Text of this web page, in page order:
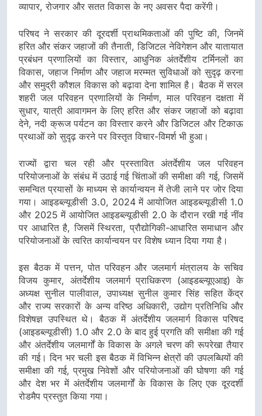
व्यापार, रोजगार और सतत विकास के नए अवसर पैदा करेंगी।
परिषद ने सरकार की दूरदर्शी प्राथमिकताओं की पुष्टि की, जिनमें
हरित और संकर जहाजों की तैनाती, डिजिटल नेविगेशन और यातायात
प्रबंधन प्रणालियों का विस्तार, आधुनिक अंतर्देशीय टर्मिनलों का
विकास, जहाज निर्माण और जहाज मरम्मत सुविधाओं को सुदृढ़ करना
और समुद्री कौशल विकास को बढ़ावा देना शामिल है। बैठक में सरल
शहरी जल परिवहन प्रणालियों के निर्माण, माल परिवहन दक्षता में
सुधार, यात्री आवागमन के लिए हरित और संकर जहाजों को बढ़ावा
देने, नदी क्रूज पर्यटन का विस्तार करने और डिजिटल और टिकाऊ
प्रथाओं को सुदृढ़ करने पर विस्तृत विचार-विमर्श भी हुआ।
राज्यों द्वारा चल रही और प्रस्तावित अंतर्देशीय जल परिवहन
परियोजनाओं के संबंध में उठाई गई चिंताओं की समीक्षा की गई, जिसमें
समन्वित प्रयासों के माध्यम से कार्यान्वयन में तेजी लाने पर जोर दिया
गया। आइडब्ल्यूडीसी 3.0, 2024 में आयोजित आइडब्ल्यूडीसी 1.0
और 2025 में आयोजित आइडब्ल्यूडीसी 2.0 के दौरान रखी गई नींव
पर आधारित है, जिसमें स्थिरता, प्रौद्योगिकी-आधारित समाधान और
परियोजनाओं के त्वरित कार्यान्वयन पर विशेष ध्यान दिया गया है।
इस बैठक में पत्तन, पोत परिवहन और जलमार्ग मंत्रालय के सचिव
विजय कुमार, अंतर्देशीय जलमार्ग प्राधिकरण (आइडब्ल्यूएआइ) के
अध्यक्ष सुनील पालीवाल, उपाध्यक्ष सुनील कुमार सिंह सहित केंद्र
और राज्य सरकारों के अन्य वरिष्ठ अधिकारी, उद्योग प्रतिनिधि और
विशेषज्ञ उपस्थित थे। बैठक में अंतर्देशीय जलमार्ग विकास परिषद
(आइडब्ल्यूडीसी) 1.0 और 2.0 के बाद हुई प्रगति की समीक्षा की गई
और अंतर्देशीय जलमार्गों के विकास के अगले चरण की रूपरेखा तैयार
की गई। दिन भर चली इस बैठक में विभिन्न क्षेत्रों की उपलब्धियों की
समीक्षा की गई, प्रमुख निवेशों और परियोजनाओं की घोषणा की गई
और देश भर में अंतर्देशीय जलमार्गों के विकास के लिए एक दूरदर्शी
रोडमैप प्रस्तुत किया गया।